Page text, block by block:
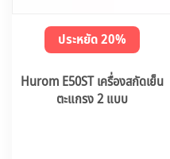
ประหยัด 20%
Hurom E50ST เครื่องสกัดเย็น
ตะแกรง 2 แบบ